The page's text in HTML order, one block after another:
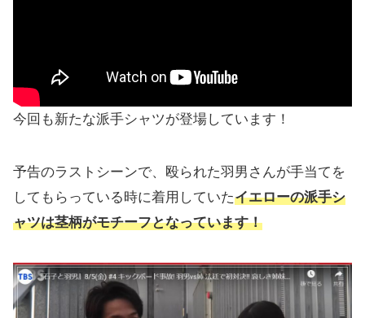
今回も新たな派手シャツが登場しています！
予告のラストシーンで、殴られた羽男さんが手当てを
してもらっている時に着用していたイエローの派手シ
ャツは茎柄がモチーフとなっています！